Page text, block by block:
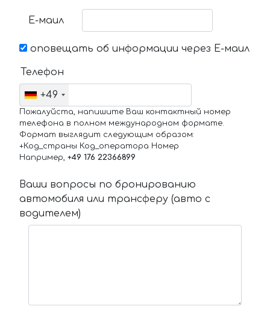
Е-маил
оповещать об информации через Е-маил
Телефон
+49
Пожалуйста, напишите Ваш контактный номер
телефона в полном международном формате.
Формат выглядит следующим образом:
+Код_страны Код_оператора Номер
Например, +49 176 22366899
Ваши вопросы по бронированию
автомобиля или трансферу (авто с
водителем)